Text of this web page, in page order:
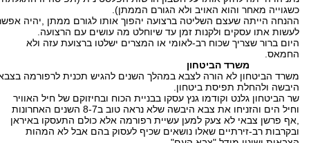
כשגוייה מאחר והוא האויב ולא הגורם הממתן).
ההנחה הייתה שעצם השליטה ברצועה יהפוך אותו לגורם ממתן ,יהיה
לעשות אתו עסקים ולקנות זמן עד שיוחלט מה עושים עם הרצועה.
היום ברור שצריך שכוח רב-לאומי או המצרים ישלטו ברצועת עזה ולא
החמאס.
משרד הביטחון
משרד הביטחון לא הורה לצבא במהלך השנים להגיש תכנית לרפורמה
היבשה ולהחלת תפיסת ביטחון.
שר הביטחון גלנט וקודמו גנץ עסקו בבניית הכוח ובחיזוקם של חיל האוויר
וחיל הים והזניחו את צבא היבשה שלא נראה טוב ב8-7 השנים האחרונות
,אף פרשן צבאי לא צעק למען עשיית רפורמה אלא כולם התעסקו באיראן
ובקרבות רב-זירתיים שאלו נושאים שכיף לעסוק בהם אבל לא המהות